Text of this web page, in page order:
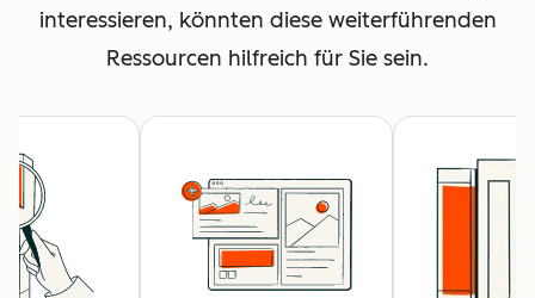
interessieren, könnten diese weiterführenden
Ressourcen hilfreich für Sie sein.